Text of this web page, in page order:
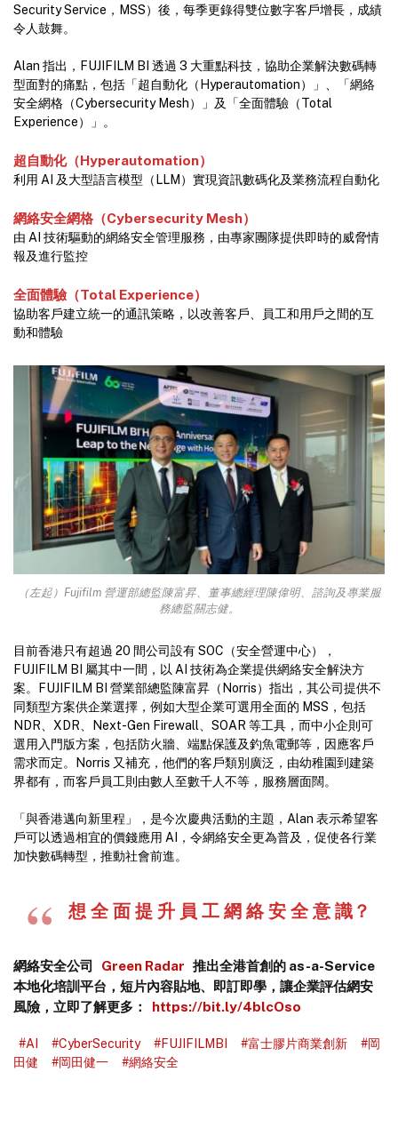
Security Service，MSS）後，每季更錄得雙位數字客戶增長，成績
令人鼓舞。
Alan 指出，FUJIFILM BI 透過 3 大重點科技，協助企業解決數碼轉
型面對的痛點，包括「超自動化（Hyperautomation）」、「網絡
安全網格（Cybersecurity Mesh）」及「全面體驗（Total
Experience）」。
超自動化（Hyperautomation）
利用 AI 及大型語言模型（LLM）實現資訊數碼化及業務流程自動化
網絡安全網格（Cybersecurity Mesh）
由 AI 技術驅動的網絡安全管理服務，由專家團隊提供即時的威脅情
報及進行監控
全面體驗（Total Experience）
協助客戶建立統一的通訊策略，以改善客戶、員工和用戶之間的互
動和體驗
（左起）Fujifilm 營運部總監陳富昇、董事總經理陳偉明、諮詢及專業服
務總監關志健。
目前香港只有超過 20 間公司設有 SOC（安全營運中心），
FUJIFILM BI 屬其中一間，以 AI 技術為企業提供網絡安全解決方
案。FUJIFILM BI 營業部總監陳富昇（Norris）指出，其公司提供不
同類型方案供企業選擇，例如大型企業可選用全面的 MSS，包括
NDR、XDR、Next-Gen Firewall、SOAR 等工具，而中小企則可
選用入門版方案，包括防火牆、端點保護及釣魚電郵等，因應客戶
需求而定。Norris 又補充，他們的客戶類別廣泛，由幼稚園到建築
界都有，而客戶員工則由數人至數千人不等，服務層面闊。
「與香港邁向新里程」，是今次慶典活動的主題，Alan 表示希望客
戶可以透過相宜的價錢應用 AI，令網絡安全更為普及，促使各行業
加快數碼轉型，推動社會前進。
想 全 面 提 升 員 工 網 絡 安 全 意 識？
網絡安全公司 Green Radar 推出全港首創的 as-a-Service
本地化培訓平台 ， 短片內容貼地、即訂即學 ，讓企業評估網安
風險， 立即了解更多： https://bit.ly/4blcOso
#AI #CyberSecurity #FUJIFILMBI #富士膠片商業創新
#岡
田健
#岡田健一 #網絡安全